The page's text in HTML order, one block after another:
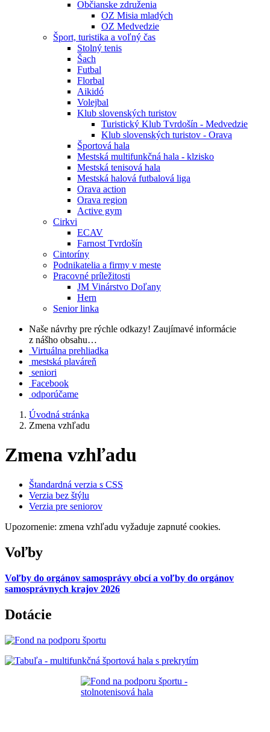
Občianske združenia
OZ Misia mladých
OZ Medvedzie
Šport, turistika a voľný čas
Stolný tenis
Šach
Futbal
Florbal
Aikidó
Volejbal
Klub slovenských turistov
Turistický Klub Tvrdošín - Medvedzie
Klub slovenských turistov - Orava
Športová hala
Mestská multifunkčná hala - klzisko
Mestská tenisová hala
Mestská halová futbalová liga
Orava action
Orava region
Active gym
Cirkvi
ECAV
Farnost Tvrdošín
Cintoríny
Podnikatelia a firmy v meste
Pracovné príležitosti
JM Vinárstvo Doľany
Hern
Senior linka
Naše návrhy pre rýchle odkazy! Zaujímavé informácie
z nášho obsahu…
Virtuálna prehliadka
mestská plaváreň
seniori
Facebook
odporúčame
Úvodná stránka
Zmena vzhľadu
Zmena vzhľadu
Štandardná verzia s CSS
Verzia bez štýlu
Verzia pre seniorov
Upozornenie: zmena vzhľadu vyžaduje zapnuté cookies.
Voľby
Voľby do orgánov samosprávy obcí a voľby do orgánov
samosprávnych krajov 2026
Dotácie